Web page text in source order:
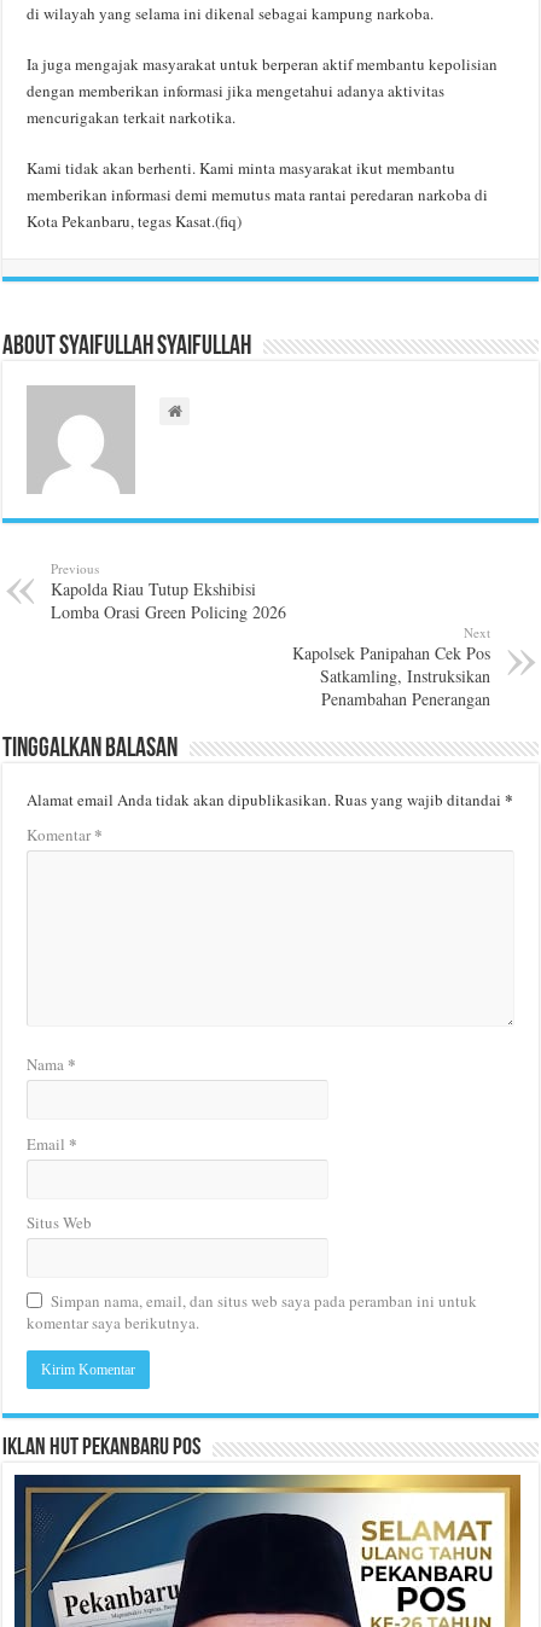
di wilayah yang selama ini dikenal sebagai kampung narkoba.
Ia juga mengajak masyarakat untuk berperan aktif membantu kepolisian
dengan memberikan informasi jika mengetahui adanya aktivitas
mencurigakan terkait narkotika.
Kami tidak akan berhenti. Kami minta masyarakat ikut membantu
memberikan informasi demi memutus mata rantai peredaran narkoba di
Kota Pekanbaru, tegas Kasat.(fiq)
About Syaifullah Syaifullah
Previous
Kapolda Riau Tutup Ekshibisi
Lomba Orasi Green Policing 2026
Next
Kapolsek Panipahan Cek Pos
Satkamling, Instruksikan
Penambahan Penerangan
Tinggalkan Balasan
Alamat email Anda tidak akan dipublikasikan.Ruas yang wajib ditandai*
Komentar*
Nama *
Email *
Situs Web
Simpan nama, email, dan situs web saya pada peramban ini untuk
komentar saya berikutnya.
Iklan HUT Pekanbaru Pos